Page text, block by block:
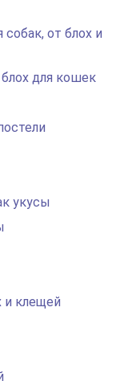
от блох и
для кошек
укусы
и клещей